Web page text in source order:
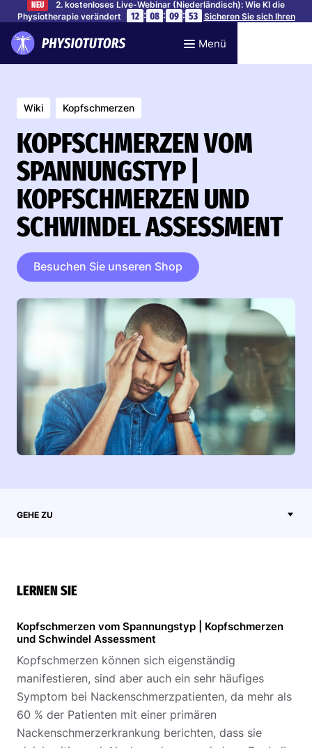
NEU
2. kostenloses Live-Webinar (Niederländisch): Wie KI die
Physiotherapie verändert
12 : 08 : 09 : 52 Sicheren Sie sich Ihren
Menü
Wiki Kopfschmerzen
KOPFSCHMERZEN VOM
SPANNUNGSTYP |
KOPFSCHMERZEN UND
SCHWINDEL ASSESSMENT
Besuchen Sie unseren Shop
GEHE ZU
LERNEN SIE
Kopfschmerzen vom Spannungstyp | Kopfschmerzen
und Schwindel Assessment
Kopfschmerzen können sich eigenständig
manifestieren, sind aber auch ein sehr häufiges
Symptom bei Nackenschmerzpatienten, da mehr als
60 % der Patienten mit einer primären
Nackenschmerzerkrankung berichten, dass sie